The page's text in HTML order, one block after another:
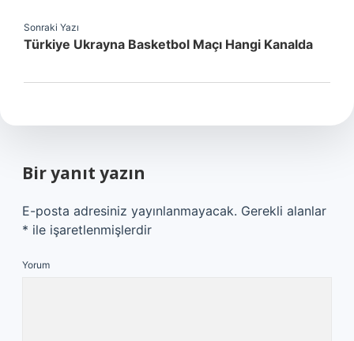
Sonraki Yazı
Türkiye Ukrayna Basketbol Maçı Hangi Kanalda
Bir yanıt yazın
E-posta adresiniz yayınlanmayacak. Gerekli alanlar
* ile işaretlenmişlerdir
Yorum